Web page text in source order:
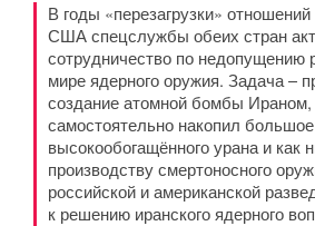
В годы «перезагрузки»
США спецслужбы обеих стран
сотрудничество по недопущению
мире ядерного оружия. Задача –
создание атомной бомбы Ираном,
самостоятельно накопил
высокообогащённого урана и как
производству смертоносного
российской и американской
к решению иранского ядерного